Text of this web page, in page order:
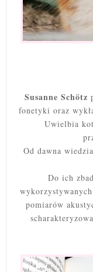
Susanne Schötz
fonetyki oraz
Uwielbia
Od dawna
Do ich
pomiarów